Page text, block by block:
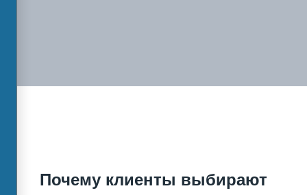
Почему клиенты выбирают